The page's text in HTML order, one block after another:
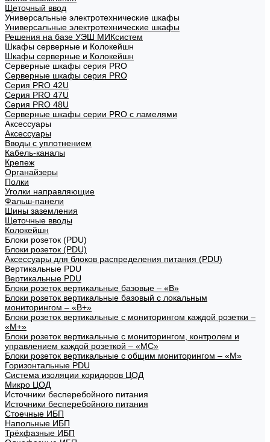
Щеточный ввод
Универсальные электротехнические шкафы
Универсальные электротехнические шкафы
Решения на базе УЭШ МИКсистем
Шкафы серверные и Колокейшн
Шкафы серверные и Колокейшн
Серверные шкафы серия PRO
Серверные шкафы серия PRO
Серия PRO 42U
Серия PRO 47U
Серия PRO 48U
Серверные шкафы серии PRO с ламелями
Аксессуары
Аксессуары
Вводы с уплотнением
Кабель-каналы
Крепеж
Органайзеры
Полки
Уголки направляющие
Фальш-панели
Шины заземления
Щеточные вводы
Колокейшн
Блоки розеток (PDU)
Блоки розеток (PDU)
Аксессуары для блоков распределения питания (PDU)
Вертикальные PDU
Вертикальные PDU
Блоки розеток вертикальные базовые – «В»
Блоки розеток вертикальные базовый с локальным
мониторингом – «В+»
Блоки розеток вертикальные с мониторингом каждой розетки –
«М+»
Блоки розеток вертикальные с мониторингом, контролем и
управлением каждой розеткой – «МС»
Блоки розеток вертикальные с общим мониторингом – «М»
Горизонтальные PDU
Система изоляции коридоров ЦОД
Микро ЦОД
Источники бесперебойного питания
Источники бесперебойного питания
Стоечные ИБП
Напольные ИБП
Трёхфазные ИБП